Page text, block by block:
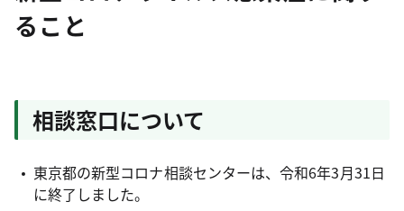
ること
相談窓口について
東京都の新型コロナ相談センターは、令和6年3月31日
に終了しました。